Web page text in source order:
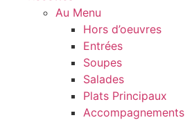
Au Menu
Hors d’oeuvres
Entrées
Soupes
Salades
Plats Principaux
Accompagnements